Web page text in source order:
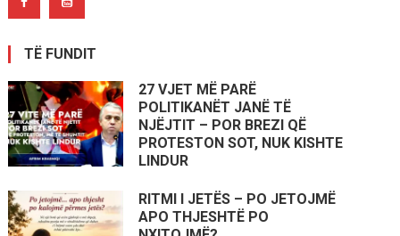
TË FUNDIT
27 VJET MË PARË
POLITIKANËT JANË TË
NJËJTIT – POR BREZI QË
PROTESTON SOT, NUK KISHTE
LINDUR
RITMI I JETËS – PO JETOJMË
APO THJESHTË PO